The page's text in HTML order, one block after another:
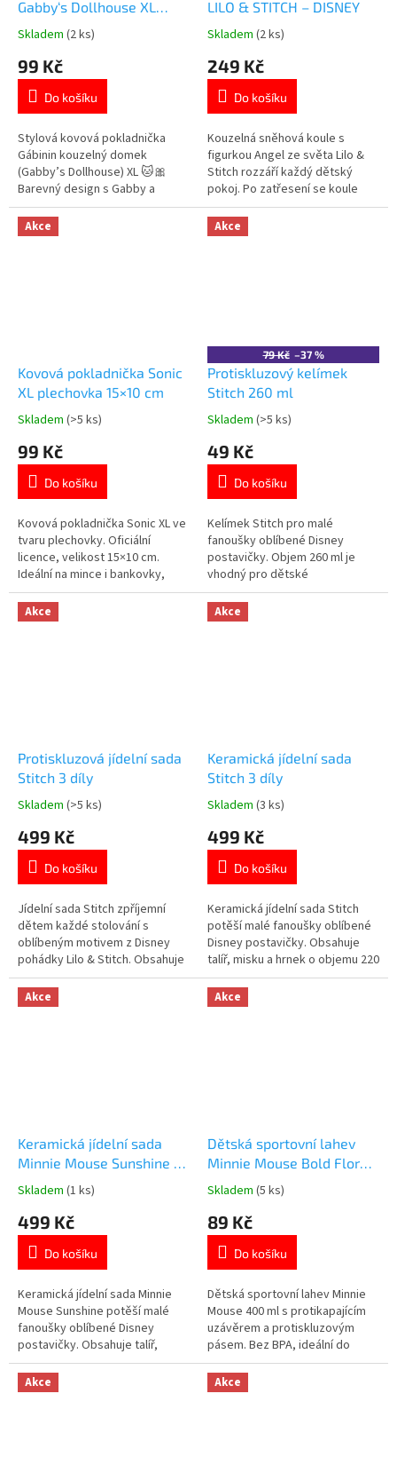
Gabby‘s Dollhouse XL
plechovka 15×10 cm
Průměrné
produktu
5,0
5
hvězdiček.
Skladem (2 ks)
99 Kč
Do košíku
Stylová kovová pokladnička
Gábinin kouzelný domek
(Gabby’s Dollhouse) XL 🐱🎀
Barevný design s Gabby a
kočičími kamarády, ideální pro
spoření mincí i bankovek. Více
produktů s motivem
LILO & STITCH – DISNEY
Průměrné
produktu
5,0
5
hvězdiček.
Skladem (2 ks)
249 Kč
Do košíku
Kouzelná sněhová koule s
figurkou Angel ze světa Lilo &
Stitch rozzáří každý dětský
pokoj. Po zatřesení se koule
zaplní třpytivým „sněžením“ a
vytvoří pohádkovou atmosféru.
Více produktů s
Akce
Kovová pokladnička Sonic
XL plechovka 15×10 cm
Průměrné
produktu
5,0
5
hvězdiček.
Skladem (>5 ks)
99 Kč
Do košíku
Kovová pokladnička Sonic XL ve
tvaru plechovky. Oficiální
licence, velikost 15×10 cm.
Ideální na mince i bankovky,
skvělý dárek pro děti i
fanoušky. Více produktů s
motivem SONIC 👉 zde
Akce
79 Kč –37 %
Protiskluzový kelímek
Stitch 260 ml
Průměrné
produktu
5,0
5
hvězdiček.
Skladem (>5 ks)
49 Kč
Do košíku
Kelímek Stitch pro malé
fanoušky oblíbené Disney
postavičky. Objem 260 ml je
vhodný pro dětské
nápoje.Protiskluzové dno
zvyšuje stabilitu při
stolování.Lehké a odolné
Akce
Protiskluzová jídelní sada
Stitch 3 díly
Průměrné
produktu
5,0
5
hvězdiček.
Skladem (>5 ks)
499 Kč
Do košíku
Jídelní sada Stitch zpříjemní
dětem každé stolování s
oblíbeným motivem z Disney
pohádky Lilo & Stitch. Obsahuje
talíř, misku a kelímek.
Protiskluzové dno pro větší
stabilitu při jídle. Plast bez BPA
Akce
Keramická jídelní sada
Stitch 3 díly
Průměrné
produktu
5,0
5
hvězdiček.
Skladem (3 ks)
499 Kč
Do košíku
Keramická jídelní sada Stitch
potěší malé fanoušky oblíbené
Disney postavičky. Obsahuje
talíř, misku a hrnek o objemu 220
ml. Kvalitní keramické
provedení. Vhodná do myčky
nádobí i mikrovlnné trouby.
Akce
Keramická jídelní sada
Minnie Mouse Sunshine 3
díly
Průměrné
produktu
5,0
5
hvězdiček.
Skladem (1 ks)
499 Kč
Do košíku
Keramická jídelní sada Minnie
Mouse Sunshine potěší malé
fanoušky oblíbené Disney
postavičky. Obsahuje talíř,
misku a hrnek o objemu 220
ml.Kvalitní keramické
provedení.Vhodná do myčky
Akce
Dětská sportovní lahev
Minnie Mouse Bold Florals
400 ml | Stor
Průměrné
produktu
5,0
5
hvězdiček.
Skladem (5 ks)
89 Kč
Do košíku
Dětská sportovní lahev Minnie
Mouse 400 ml s protikapajícím
uzávěrem a protiskluzovým
pásem. Bez BPA, ideální do
školy i na výlety. Více produktů s
motivem MINNIE 👉 zde
Akce Akce